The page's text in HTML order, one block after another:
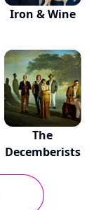
Iron & Wine
The
Decemberists